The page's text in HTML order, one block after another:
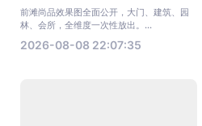
前滩尚品效果图全面公开，大门、建筑、园
林、会所，全维度一次性放出。...
2026-08-08 22:07:35